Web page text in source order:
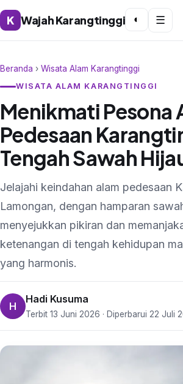
K Wajah Karangtinggi ◐ ☰
Beranda › Wisata Alam Karangtinggi
WISATA ALAM KARANGTINGGI
Menikmati Pesona
Pedesaan
Tengah Sawah
Jelajahi keindahan alam pedesaan
Lamongan, dengan hamparan
menyejukkan pikiran dan
ketenangan di tengah kehidupan
yang harmonis.
H
Hadi Kusuma
Terbit 13 Juni 2026 · Diperbarui 22 Juli